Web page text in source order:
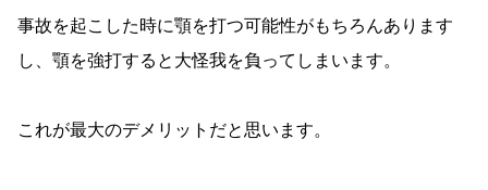
事故を起こした時に顎を打つ可能性がもちろんあります
し、顎を強打すると大怪我を負ってしまいます。
これが最大のデメリットだと思います。